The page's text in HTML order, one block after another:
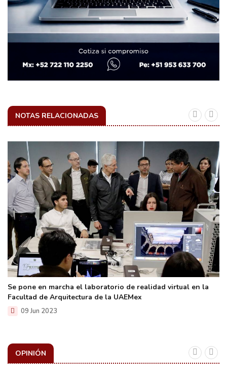
NOTAS RELACIONADAS
Se pone en marcha el laboratorio de realidad virtual en la
Facultad de Arquitectura de la UAEMex
09 Jun 2023
OPINIÓN